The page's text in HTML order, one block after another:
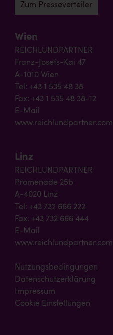
Zum Presseverteiler
Wien
REICHLUNDPARTNER
Franz-Josefs-Kai 47
A-1010 Wien
Tel: +43 1 535 48 38
Fax: +43 1 535 48 38-12
E-Mail
www.reichlundpartner.com
Linz
REICHLUNDPARTNER
Promenade 25b
A-4020 Linz
Tel: +43 732 666 222
Fax: +43 732 666 444
E-Mail
www.reichlundpartner.com
Nutzungsbedingungen
Datenschutzerklärung
Impressum
Cookie Einstellungen